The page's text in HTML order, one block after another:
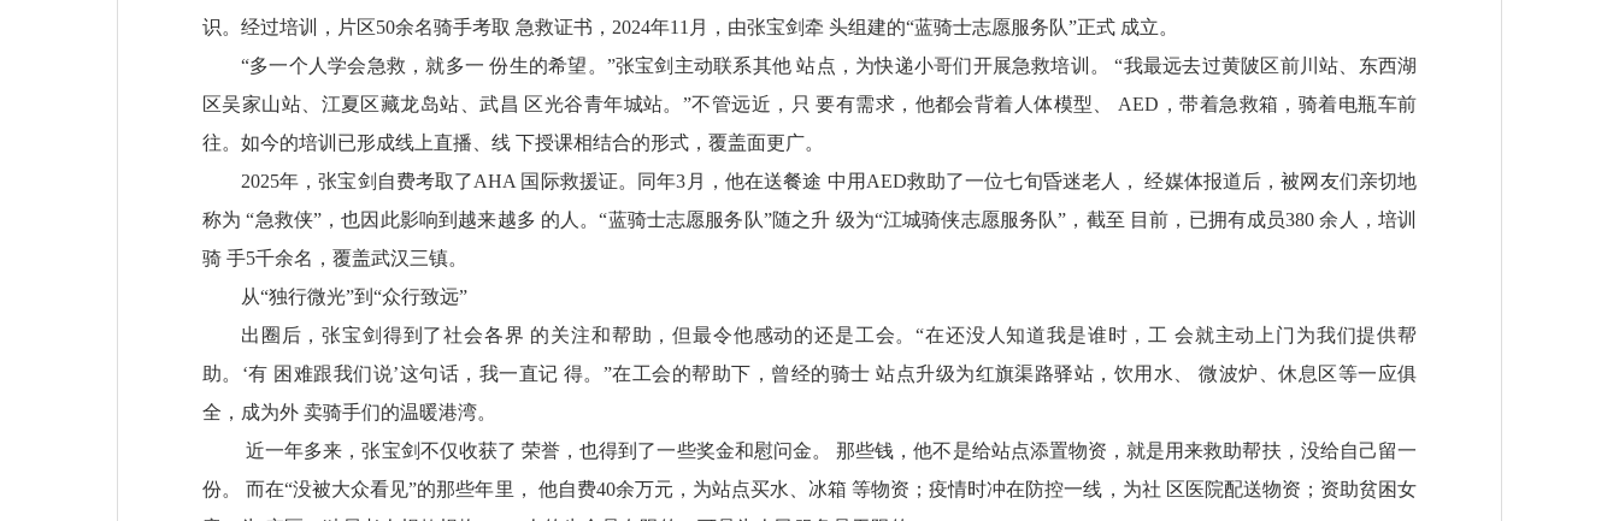
识。经过培训，片区50余名骑手考取 急救证书，2024年11月，由张宝剑牵 头组建的“蓝骑士志愿服务队”正式 成立。
“多一个人学会急救，就多一 份生的希望。”张宝剑主动联系其他 站点，为快递小哥们开展急救培训。 “我最远去过黄陂区前川站、东西湖
区吴家山站、江夏区藏龙岛站、武昌 区光谷青年城站。”不管远近，只 要有需求，他都会背着人体模型、 AED，带着急救箱，骑着电瓶车前
往。如今的培训已形成线上直播、线 下授课相结合的形式，覆盖面更广。
2025年，张宝剑自费考取了AHA 国际救援证。同年3月，他在送餐途 中用AED救助了一位七旬昏迷老人， 经媒体报道后，被网友们亲切地
称为 “急救侠”，也因此影响到越来越多 的人。“蓝骑士志愿服务队”随之升 级为“江城骑侠志愿服务队”，截至 目前，已拥有成员380 余人，培训
骑 手5千余名，覆盖武汉三镇。
从“独行微光”到“众行致远”
出圈后，张宝剑得到了社会各界 的关注和帮助，但最令他感动的还是工会。“在还没人知道我是谁时，工 会就主动上门为我们提供帮
助。‘有 困难跟我们说’这句话，我一直记 得。”在工会的帮助下，曾经的骑士 站点升级为红旗渠路驿站，饮用水、 微波炉、休息区等一应俱
全，成为外 卖骑手们的温暖港湾。
近一年多来，张宝剑不仅收获了 荣誉，也得到了一些奖金和慰问金。 那些钱，他不是给站点添置物资，就是用来救助帮扶，没给自己留一
份。 而在“没被大众看见”的那些年里， 他自费40余万元，为站点买水、冰箱 等物资；疫情时冲在防控一线，为社 区医院配送物资；资助贫困女